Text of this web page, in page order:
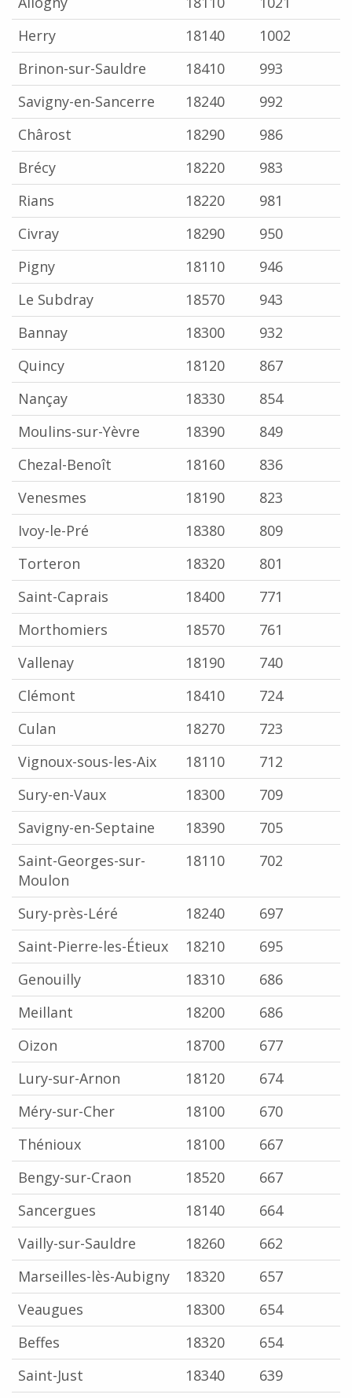
Herry
18140
1002
Brinon-sur-Sauldre
18410
993
Savigny-en-Sancerre
18240
992
Chârost
18290
986
Brécy
18220
983
Rians
18220
981
Civray
18290
950
Pigny
18110
946
Le Subdray
18570
943
Bannay
18300
932
Quincy
18120
867
Nançay
18330
854
Moulins-sur-Yèvre
18390
849
Chezal-Benoît
18160
836
Venesmes
18190
823
Ivoy-le-Pré
18380
809
Torteron
18320
801
Saint-Caprais
18400
771
Morthomiers
18570
761
Vallenay
18190
740
Clémont
18410
724
Culan
18270
723
Vignoux-sous-les-Aix
18110
712
Sury-en-Vaux
18300
709
Savigny-en-Septaine
18390
705
Saint-Georges-sur-
Moulon
18110 702
Sury-près-Léré 18240
697
Saint-Pierre-les-Étieux
18210
695
Genouilly
18310
686
Meillant
18200
686
Oizon
18700
677
Lury-sur-Arnon
18120
674
Méry-sur-Cher
18100
670
Thénioux
18100
667
Bengy-sur-Craon
18520
667
Sancergues
18140
664
Vailly-sur-Sauldre
18260
662
Marseilles-lès-Aubigny
18320
657
Veaugues
18300
654
Beffes
18320
654
Saint-Just
18340
639